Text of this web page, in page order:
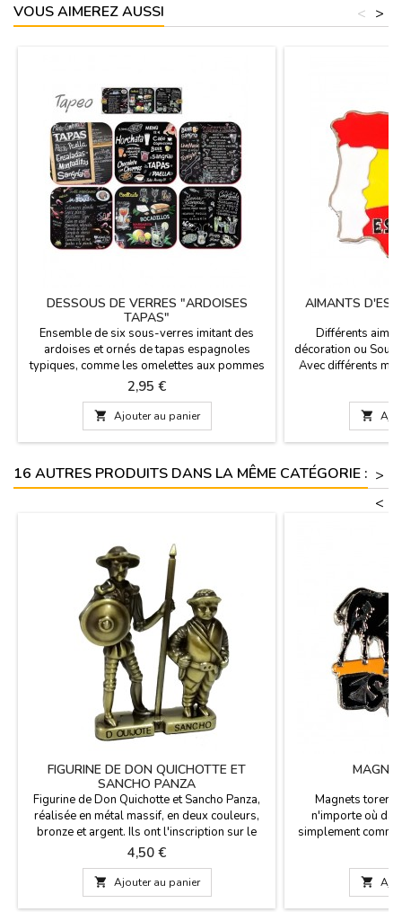
VOUS AIMEREZ AUSSI >
<
DESSOUS DE VERRES "ARDOISES
TAPAS"
Ensemble de six sous-verres imitant des
ardoises et ornés de tapas espagnoles
typiques, comme les omelettes aux pommes
de terre, les calamars, etc. Un souvenir
pratique et abordable d'Espagne, ces sous-
verres sont faciles à nettoyer. Apportez
l'énergie vibrante de Madrid et la joie de vivre
espagnole directement à votre table avec cet
Prix
2,95 €
 Ajouter au panier
AIMANTS
Différents
décoration ou
Avec différents
Fabriqué

16 AUTRES PRODUITS DANS LA MÊME CATÉGORIE : >
<
FIGURINE DE DON QUICHOTTE ET
SANCHO PANZA
Figurine de Don Quichotte et Sancho Panza,
réalisée en métal massif, en deux couleurs,
bronze et argent. Ils ont l'inscription sur le
devant et le dos. Taille: 8cm x 6cm
Prix
4,50 €
 Ajouter au panier
Magnets
n'importe où
simplement
